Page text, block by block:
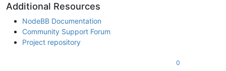
内容总结：有外交通道，缺落实框架。
7）美国国内政治约束上升：战争授权、财政负
担与战略目标问责同步加强。
关键结果：对外决策受内政节奏牵引。
内容总结：华盛顿内部博弈影响外部行动。
Additional Resources
NodeBB Documentation
Community Support Forum
Project repository
0